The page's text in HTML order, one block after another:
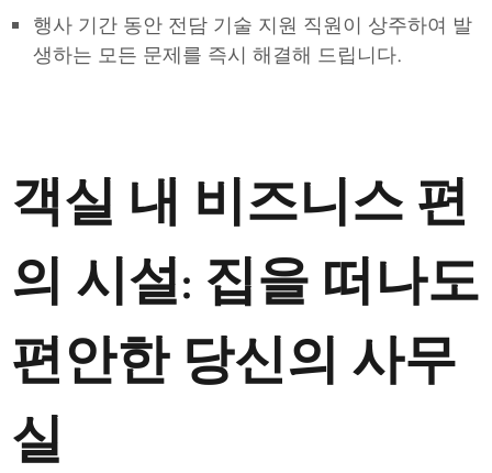
행사 기간 동안 전담 기술 지원 직원이 상주하여 발
생하는 모든 문제를 즉시 해결해 드립니다.
객실 내 비즈니스 편
의 시설: 집을 떠나도
편안한 당신의 사무
실